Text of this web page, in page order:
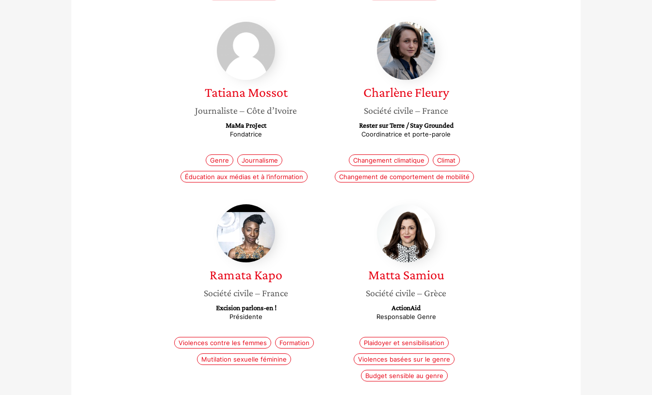
Tatiana
Mossot
Tatiana Mossot
Journaliste – Côte d’Ivoire
MaMa ProJect
Fondatrice
Genre Journalisme
Éducation aux médias et à l’information
Charlène
Fleury
Charlène Fleury
Société civile – France
Rester sur Terre / Stay Grounded
Coordinatrice et porte-parole
Changement climatique Climat
Changement de comportement de mobilité
Ramata
Kapo
RamataKapo
Société civile – France
Excision parlons-en !
Présidente
Violences contre les femmes Formation
Mutilation sexuelle féminine
Samiou
Matta Samiou
Société civile – Grèce
ActionAid
Responsable Genre
Plaidoyer et sensibilisation
Violences basées sur le genre
Budget sensible au genre